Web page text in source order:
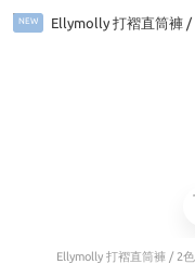
NEW
Ellymolly 打褶直筒褲 / 2色